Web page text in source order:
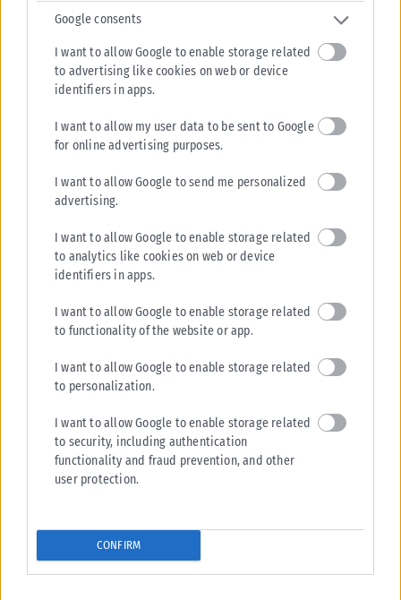
Google consents
I want to allow Google to enable storage related
to advertising like cookies on web or device
identifiers in apps.
I want to allow my user data to be sent to Google
for online advertising purposes.
I want to allow Google to send me personalized
advertising.
I want to allow Google to enable storage related
to analytics like cookies on web or device
identifiers in apps.
I want to allow Google to enable storage related
to functionality of the website or app.
I want to allow Google to enable storage related
to personalization.
I want to allow Google to enable storage related
to security, including authentication
functionality and fraud prevention, and other
user protection.
CONFIRM